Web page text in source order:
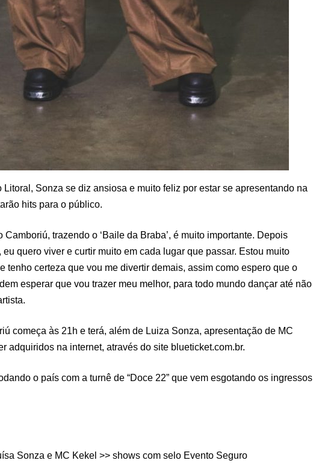
Litoral, Sonza se diz ansiosa e muito feliz por estar se apresentando na
hits para o público.
Camboriú, trazendo o ‘Baile da Braba’, é muito importante. Depois
quero viver e curtir muito em cada lugar que passar. Estou muito
tenho certeza que vou me divertir demais, assim como espero que o
esperar que vou trazer meu melhor, para todo mundo dançar até não
começa às 21h e terá, além de Luiza Sonza, apresentação de MC
adquiridos na internet, através do site blueticket.com.br.
o país com a turnê de “Doce 22” que vem esgotando os ingressos
Sonza e MC Kekel >> shows com selo Evento Seguro